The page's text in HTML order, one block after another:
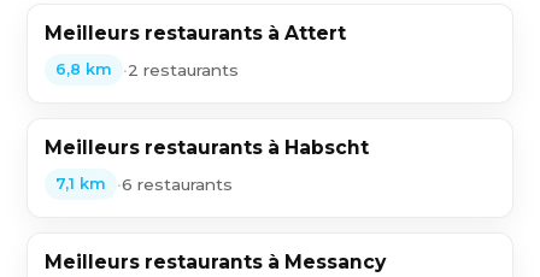
Meilleurs restaurants à Attert
6,8 km •2 restaurants
Meilleurs restaurants à Habscht
7,1 km •6 restaurants
Meilleurs restaurants à Messancy